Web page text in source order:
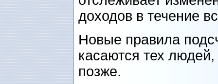
доходов в течение
Новые правила
касаются тех
позже.